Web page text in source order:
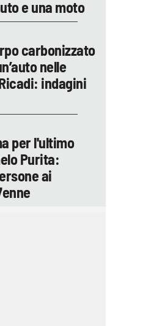
e una moto
carbonizzato
nelle
indagini
per l'ultimo
Purita:
ai